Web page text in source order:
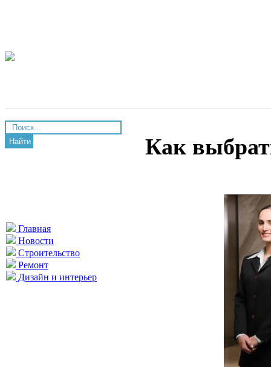
Найти
Главная
Новости
Строительство
Ремонт
Дизайн и интерьер
Как